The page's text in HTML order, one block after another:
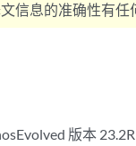
信息的准确性有任
版本